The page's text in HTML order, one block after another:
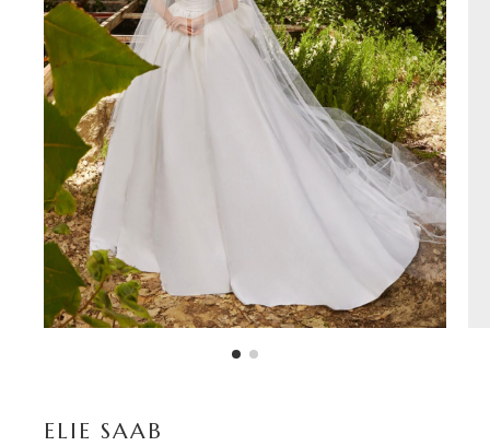
ELIE SAAB